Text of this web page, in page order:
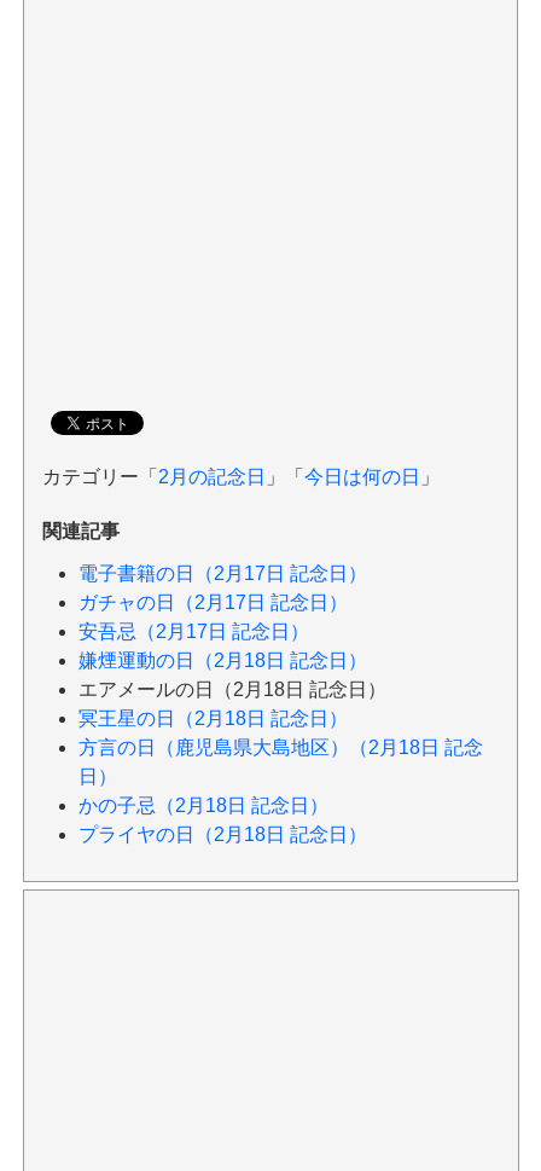
カテゴリー「 2月の記念日 」「 今日は何の日 」
関連記事
電子書籍の日（2月17日 記念日）
ガチャの日（2月17日 記念日）
安吾忌（2月17日 記念日）
嫌煙運動の日（2月18日 記念日）
エアメールの日（2月18日 記念日）
冥王星の日（2月18日 記念日）
方言の日（鹿児島県大島地区）（2月18日 記念
日）
かの子忌（2月18日 記念日）
プライヤの日（2月18日 記念日）